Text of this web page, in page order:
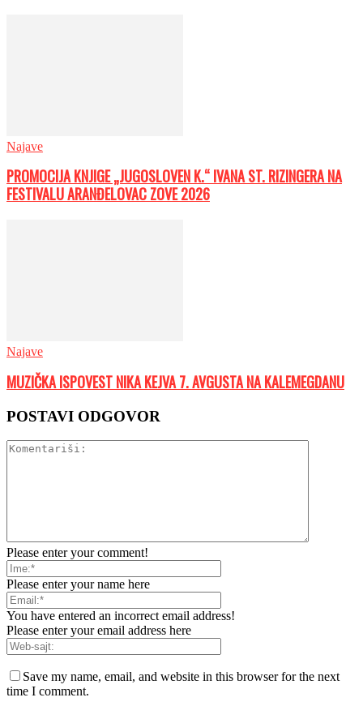
Najave
PROMOCIJA KNJIGE „JUGOSLOVEN K.“ IVANA ST. RIZINGERA NA
FESTIVALU ARANĐELOVAC ZOVE 2026
Najave
MUZIČKA ISPOVEST NIKA KEJVA 7. AVGUSTA NA KALEMEGDANU
POSTAVI ODGOVOR
Please enter your comment!
Please enter your name here
You have entered an incorrect email address!
Please enter your email address here
Save my name, email, and website in this browser for the next
time I comment.